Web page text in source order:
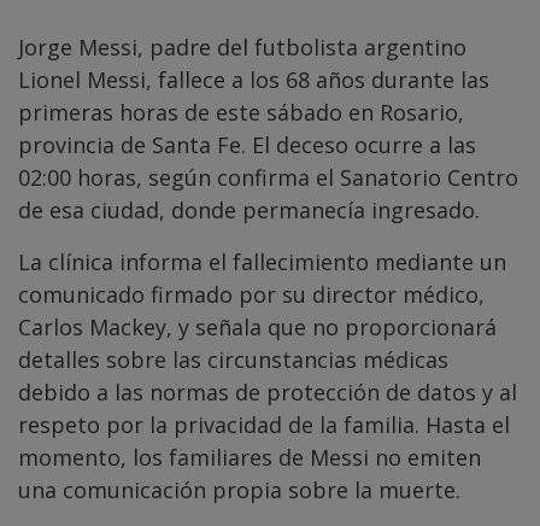
Jorge Messi, padre del futbolista argentino
Lionel Messi, fallece a los 68 años durante las
primeras horas de este sábado en Rosario,
provincia de Santa Fe. El deceso ocurre a las
02:00 horas, según confirma el Sanatorio Centro
de esa ciudad, donde permanecía ingresado.
La clínica informa el fallecimiento mediante un
comunicado firmado por su director médico,
Carlos Mackey, y señala que no proporcionará
detalles sobre las circunstancias médicas
debido a las normas de protección de datos y al
respeto por la privacidad de la familia. Hasta el
momento, los familiares de Messi no emiten
una comunicación propia sobre la muerte.